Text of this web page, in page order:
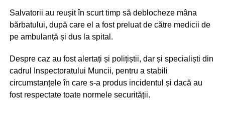
Salvatorii au reușit în scurt timp să deblocheze mâna
bărbatului, după care el a fost preluat de către medicii de
pe ambulanță și dus la spital.
Despre caz au fost alertați și polițiștii, dar și specialiști din
cadrul Inspectoratului Muncii, pentru a stabili
circumstanțele în care s-a produs incidentul și dacă au
fost respectate toate normele securității.